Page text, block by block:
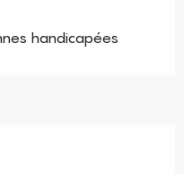
handicapées